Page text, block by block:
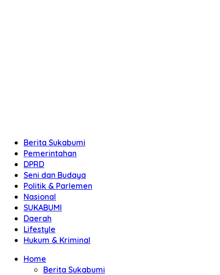
Berita Sukabumi
Pemerintahan
DPRD
Seni dan Budaya
Politik & Parlemen
Nasional
SUKABUMI
Daerah
Lifestyle
Hukum & Kriminal
Home
Berita Sukabumi